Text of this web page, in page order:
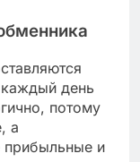
день
потому
а
прибыльные и